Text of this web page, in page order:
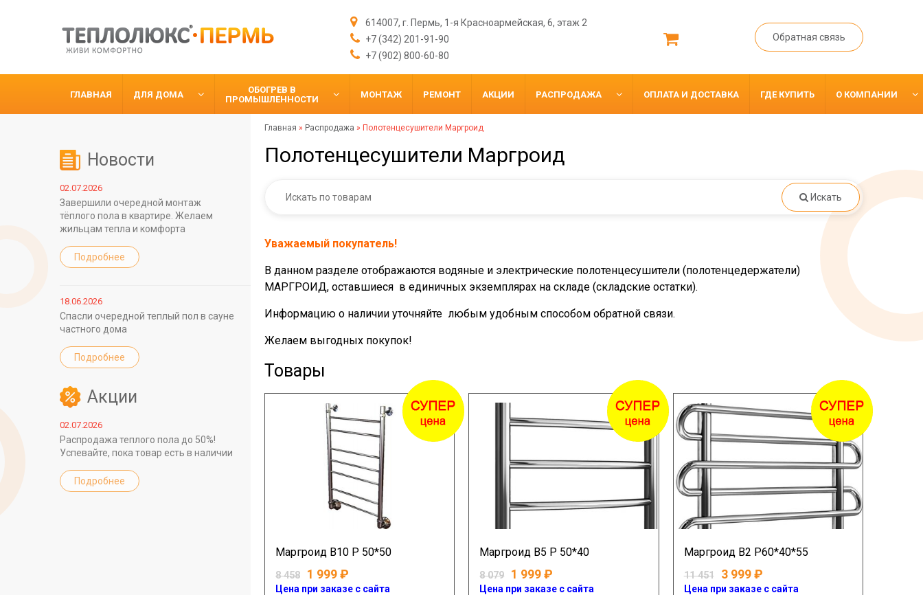
614007, г. Пермь, 1-я Красноармейская, 6, этаж 2
+7 (342) 201-91-90
+7 (902) 800-60-80
Обратная связь
ГЛАВНАЯ ДЛЯ ДОМА
ОБОГРЕВ В
ПРОМЫШЛЕННОСТИ
МОНТАЖ РЕМОНТ АКЦИИ РАСПРОДАЖА ОПЛАТА И ДОСТАВКА ГДЕ КУПИТЬ О КОМПАНИИ
Новости
02.07.2026
Завершили очередной монтаж
тёплого пола в квартире. Желаем
жильцам тепла и комфорта
Подробнее
18.06.2026
Спасли очередной теплый пол в сауне
частного дома
Подробнее
Акции
02.07.2026
Распродажа теплого пола до 50%!
Успевайте, пока товар есть в наличии
Подробнее
Главная » Распродажа » Полотенцесушители Маргроид
Полотенцесушители Маргроид
Искать
Уважаемый покупатель!
В данном разделе отображаются водяные и электрические полотенцесушители (полотенцедержатели)
МАРГРОИД, оставшиеся в единичных экземплярах на складе (складские остатки).
Информацию о наличии уточняйте любым удобным способом обратной связи.
Желаем выгодных покупок!
Товары
Маргроид В10 Р 50*50
8 458 1 999
Цена при заказе с сайта
Маргроид В5 Р 50*40
8 079 1 999
Цена при заказе с сайта
Маргроид В2 Р60*40*55
11 451 3 999
Цена при заказе с сайта